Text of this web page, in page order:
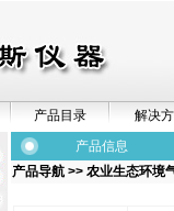
产品目录 解决
产品信息
产品导航 >> 农业生态环境